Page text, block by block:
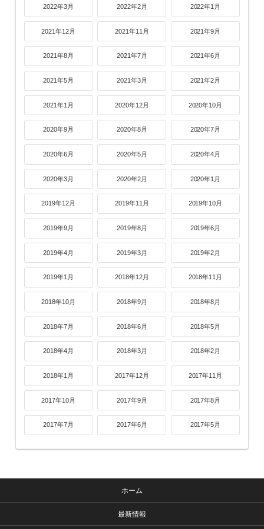
2022年3月 2022年2月 2022年1月
2021年12月 2021年11月 2021年9月
2021年8月 2021年7月 2021年6月
2021年5月 2021年3月 2021年2月
2021年1月 2020年12月 2020年10月
2020年9月 2020年8月 2020年7月
2020年6月 2020年5月 2020年4月
2020年3月 2020年2月 2020年1月
2019年12月 2019年11月 2019年10月
2019年9月 2019年8月 2019年6月
2019年4月 2019年3月 2019年2月
2019年1月 2018年12月 2018年11月
2018年10月 2018年9月 2018年8月
2018年7月 2018年6月 2018年5月
2018年4月 2018年3月 2018年2月
2018年1月 2017年12月 2017年11月
2017年10月 2017年9月 2017年8月
2017年7月 2017年6月 2017年5月
ホーム
最新情報